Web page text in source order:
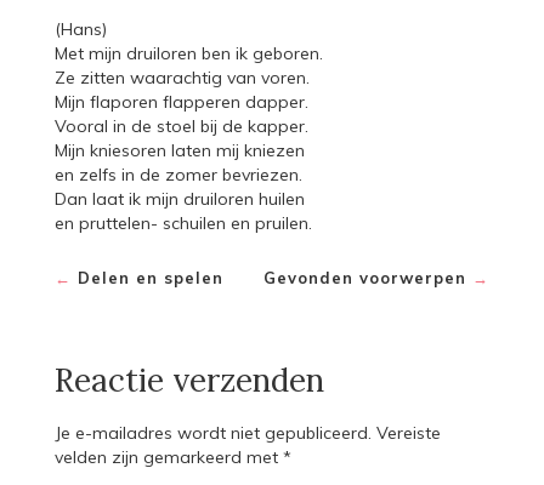
(Hans)
Met mijn druiloren ben ik geboren.
Ze zitten waarachtig van voren.
Mijn flaporen flapperen dapper.
Vooral in de stoel bij de kapper.
Mijn kniesoren laten mij kniezen
en zelfs in de zomer bevriezen.
Dan laat ik mijn druiloren huilen
en pruttelen- schuilen en pruilen.
← Delen en spelen Gevonden voorwerpen →
Reactie verzenden
Je e-mailadres wordt niet gepubliceerd. Vereiste
velden zijn gemarkeerd met *